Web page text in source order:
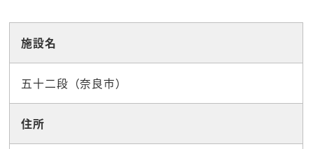
施設名
五十二段（奈良市）
住所